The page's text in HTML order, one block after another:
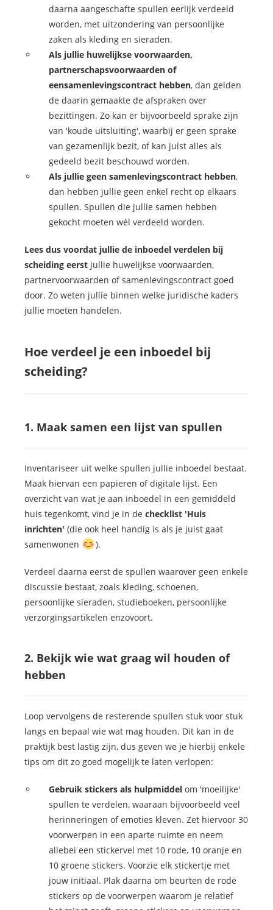
daarna aangeschafte spullen eerlijk verdeeld
worden, met uitzondering van persoonlijke
zaken als kleding en sieraden.
Als jullie huwelijkse voorwaarden,
partnerschapsvoorwaarden of
eensamenlevingscontract hebben, dan gelden
de daarin gemaakte de afspraken over
bezittingen. Zo kan er bijvoorbeeld sprake zijn
van 'koude uitsluiting', waarbij er geen sprake
van gezamenlijk bezit, of kan juist alles als
gedeeld bezit beschouwd worden.
Als jullie geen samenlevingscontract hebben,
dan hebben jullie geen enkel recht op elkaars
spullen. Spullen die jullie samen hebben
gekocht moeten wél verdeeld worden.
Lees dus voordat jullie de inboedel verdelen bij
scheiding eerst jullie huwelijkse voorwaarden,
partnervoorwaarden of samenlevingscontract goed
door. Zo weten jullie binnen welke juridische kaders
jullie moeten handelen.
Hoe verdeel je een inboedel bij
scheiding?
1. Maak samen een lijst van spullen
Inventariseer uit welke spullen jullie inboedel bestaat.
Maak hiervan een papieren of digitale lijst. Een
overzicht van wat je aan inboedel in een gemiddeld
huis tegenkomt, vind je in de checklist 'Huis
inrichten' (die ook heel handig is als je juist gaat
samenwonen
).
Verdeel daarna eerst de spullen waarover geen enkele
discussie bestaat, zoals kleding, schoenen,
persoonlijke sieraden, studieboeken, persoonlijke
verzorgingsartikelen enzovoort.
2. Bekijk wie wat graag wil houden of
hebben
Loop vervolgens de resterende spullen stuk voor stuk
langs en bepaal wie wat mag houden. Dit kan in de
praktijk best lastig zijn, dus geven we je hierbij enkele
tips om dit zo goed mogelijk te laten verlopen:
Gebruik stickers als hulpmiddel om 'moeilijke'
spullen te verdelen, waaraan bijvoorbeeld veel
herinneringen of emoties kleven. Zet hiervoor 30
voorwerpen in een aparte ruimte en neem
allebei een stickervel met 10 rode, 10 oranje en
10 groene stickers. Voorzie elk stickertje met
jouw initiaal. Plak daarna om beurten de rode
stickers op de voorwerpen waarom je relatief